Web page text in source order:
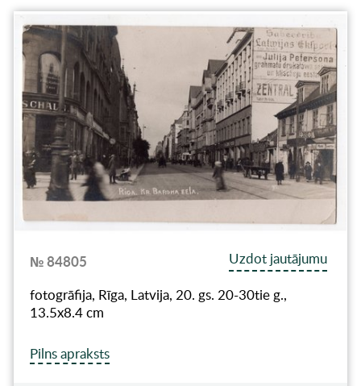
№ 84805
Uzdot jautājumu
fotogrāfija, Rīga, Latvija, 20. gs. 20-30tie g.,
13.5х8.4 cm
Pilns apraksts